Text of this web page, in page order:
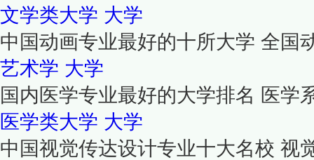
文学类大学 大学
中国动画专业最好的十所大学 全国
艺术学 大学
国内医学专业最好的大学排名 医学
医学类大学 大学
中国视觉传达设计专业十大名校 视